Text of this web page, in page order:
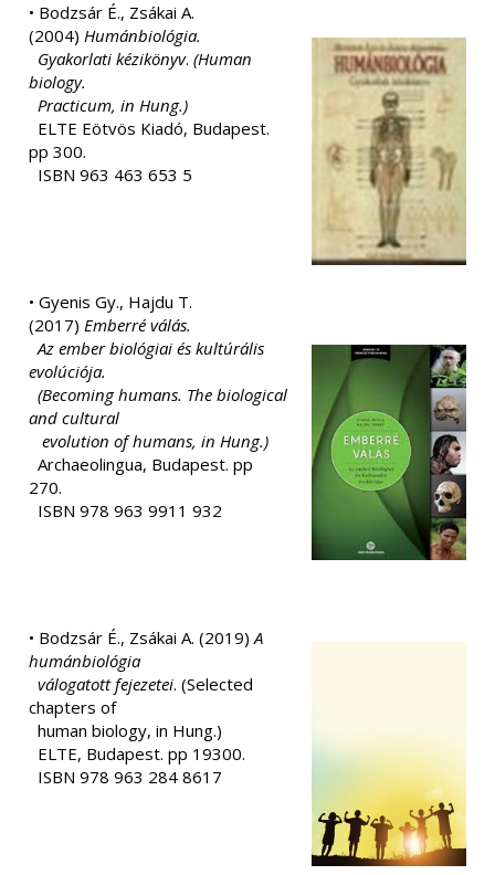
• Bodzsár É., Zsákai A.
(2004) Humánbiológia.
Gyakorlati kézikönyv. (Human
biology.
Practicum, in Hung.)
ELTE Eötvös Kiadó, Budapest.
pp 300.
ISBN 963 463 653 5
• Gyenis Gy., Hajdu T.
(2017) Emberré válás.
Az ember biológiai és kultúrális
evolúciója.
(Becoming humans. The biological
and cultural
evolution of humans, in Hung.)
Archaeolingua, Budapest. pp
270.
ISBN 978 963 9911 932
• Bodzsár É., Zsákai A. (2019)A
humánbiológia
válogatott fejezetei. (Selected
chapters of
human biology, in Hung.)
ELTE, Budapest. pp 19300.
ISBN 978 963 284 8617